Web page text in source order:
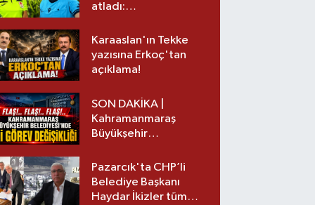
atladı:
üst lige iki transfer!
Karaaslan'ın Tekke
yazısına Erkoç'tan
açıklama!
SON DAKİKA |
Kahramanmaraş
Büyükşehir
görev değişikliği!
Pazarcık'ta CHP’li
Belediye Başkanı
Haydar İkizler tüm